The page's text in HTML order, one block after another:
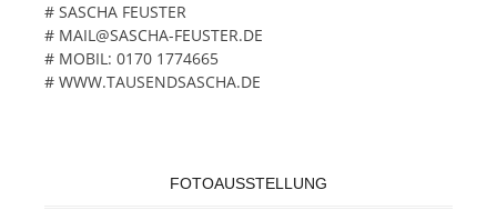
# SASCHA FEUSTER
# MAIL@SASCHA-FEUSTER.DE
# MOBIL: 0170 1774665
# WWW.TAUSENDSASCHA.DE
FOTOAUSSTELLUNG